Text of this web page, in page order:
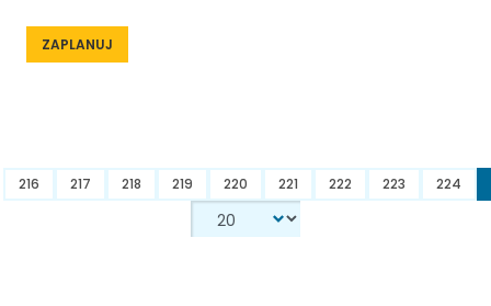
ZAPLANUJ
216 217 218 219 220 221 222 223 224